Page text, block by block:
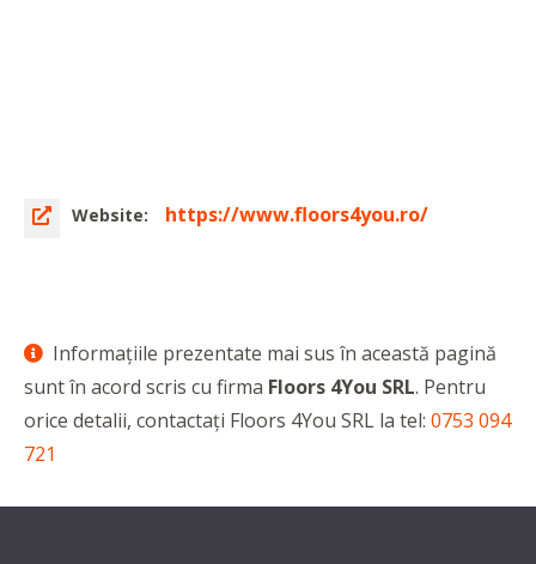
Website: https://www.floors4you.ro/
Informaţiile prezentate mai sus în această pagină
sunt în acord scris cu firma Floors 4You SRL. Pentru
orice detalii, contactaţi Floors 4You SRL la tel: 0753 094
721